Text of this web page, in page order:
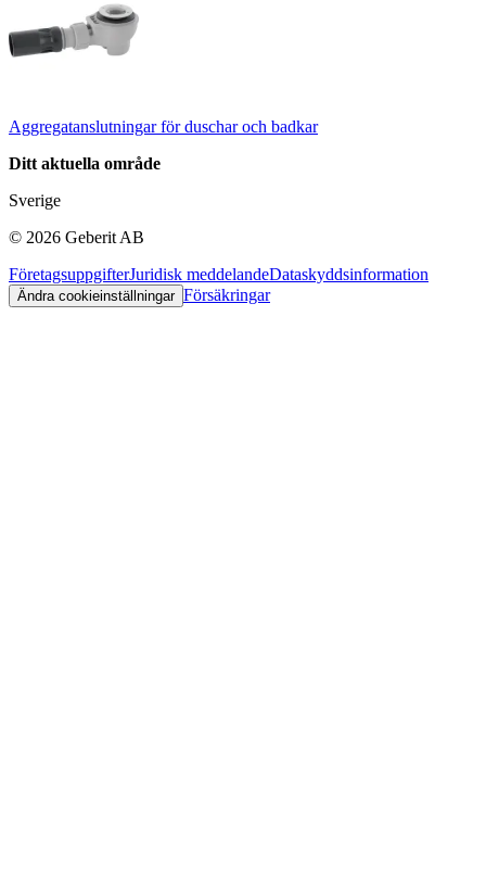
Aggregatanslutningar för duschar och badkar
Ditt aktuella område
Sverige
© 2026 Geberit AB
FöretagsuppgifterJuridisk meddelandeDataskyddsinformation
Ändra cookieinställningar Försäkringar